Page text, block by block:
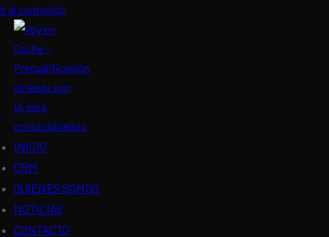
Ir al contenido
INICIO
CRM
QUIENES SOMOS
NOTICIAS
CONTACTO